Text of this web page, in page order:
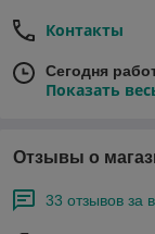
Контакты
Сегодня
Показать
Отзывы о
33 отзывов за